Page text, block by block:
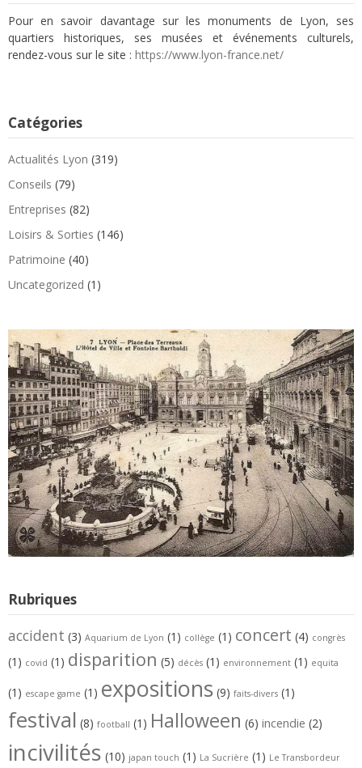
Pour en savoir davantage sur les monuments de Lyon, ses
quartiers historiques, ses musées et événements culturels,
rendez-vous sur le site : https://www.lyon-france.net/
Catégories
Actualités Lyon (319)
Conseils (79)
Entreprises (82)
Loisirs & Sorties (146)
Patrimoine (40)
Uncategorized (1)
Rubriques
accident (3) Aquarium de Lyon (1) collège (1) concert (4) congrès
(1) covid (1) disparition (5) décès (1) environnement (1) equita
(1) escape game (1) expositions (9) faits-divers (1)
festival (8) football (1) Halloween (6) incendie (2)
incivilités (10) japan touch (1) La Sucrière (1) Le Transbordeur